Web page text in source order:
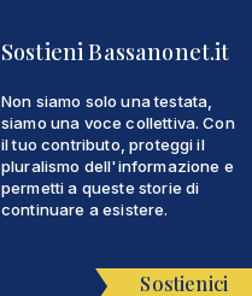
Sostieni Bassanonet.it
Non siamo solo una testata,
siamo una voce collettiva. Con
il tuo contributo, proteggi il
pluralismo dell'informazione e
permetti a queste storie di
continuare a esistere.
Sostienici